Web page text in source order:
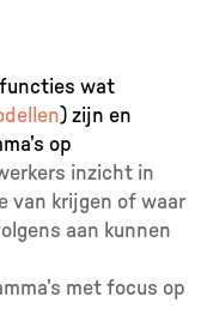
wat
) zijn en
op
inzicht in
van krijgen of waar
aan kunnen
met focus op